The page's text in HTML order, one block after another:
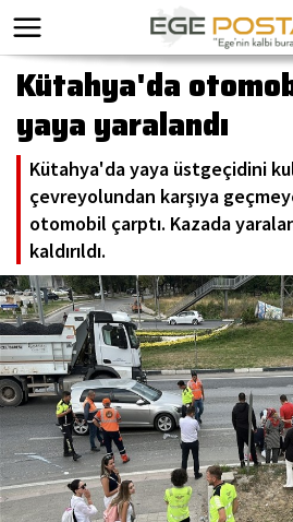
Kütahya'da
yaya yaralandı
Kütahya'da yaya üstgeçidini
çevreyolundan karşıya
otomobil çarptı. Kazada
kaldırıldı.